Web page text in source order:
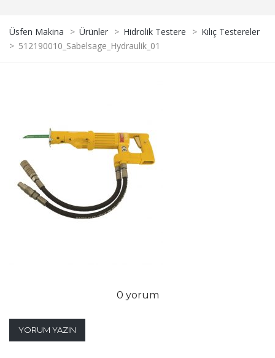
Üsfen Makina > Ürünler > Hidrolik Testere > Kılıç Testereler
> 512190010_Sabelsage_Hydraulik_01
0 yorum
YORUM YAZIN